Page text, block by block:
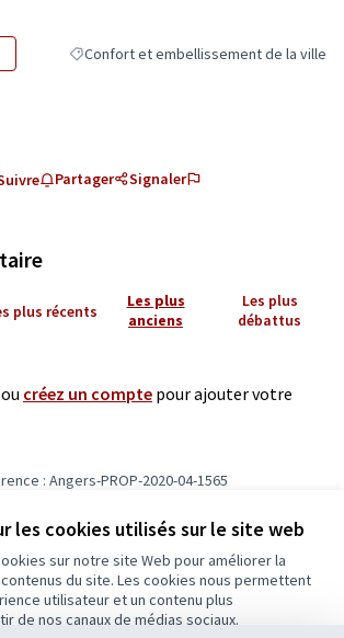
les cookies utilisés sur le site web
sur notre site Web pour améliorer la
du site. Les cookies nous permettent
utilisateur et un contenu plus
de nos canaux de médias sociaux.
Filtrer les résultats de la catégorie :
Confort et embellissement de la ville
Partager Signaler
plus récents
Les plus
anciens
Les plus
débattus
ou créez un compte pour ajouter votre
: Angers-PROP-2020-04-1565
sur Facebook